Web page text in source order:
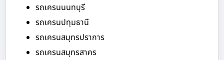
รถเครนนนทบุรี
รถเครนปทุมธานี
รถเครนสมุทรปราการ
รถเครนสมุทรสาคร